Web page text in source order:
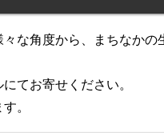
々な角度から、まちなか
てお寄せください。
。